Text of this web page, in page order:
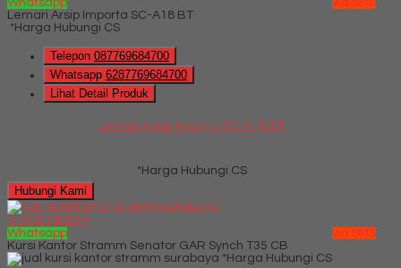
Lemari Arsip Importa SC-A18 BT
*Harga Hubungi CS
Telepon 087769684700
Whatsapp 6287769684700
Lihat Detail Produk
Lemari Arsip Importa SC-A18 BT
*Harga Hubungi CS
Hubungi Kami
QUICK ORDER
Whatsapp
via SMS
Kursi Kantor Stramm Senator GAR Synch T35 CB
*Harga Hubungi CS